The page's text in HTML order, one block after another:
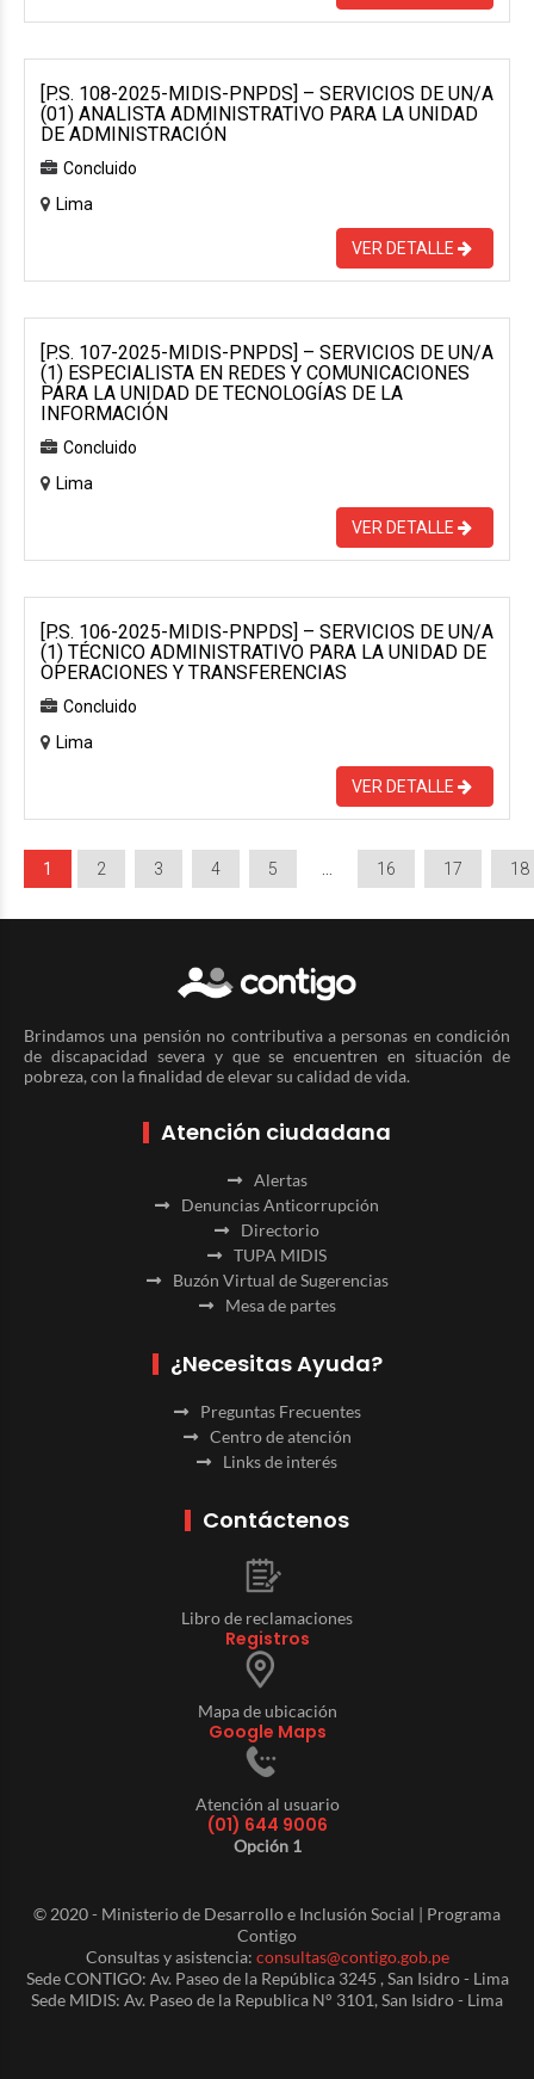
[P.S. 108-2025-MIDIS-PNPDS] – SERVICIOS DE UN/A
(01) ANALISTA ADMINISTRATIVO PARA LA UNIDAD
DE ADMINISTRACIÓN
Concluido
Lima
VER DETALLE
[P.S. 107-2025-MIDIS-PNPDS] – SERVICIOS DE UN/A
(1) ESPECIALISTA EN REDES Y COMUNICACIONES
PARA LA UNIDAD DE TECNOLOGÍAS DE LA
INFORMACIÓN
Concluido
Lima
VER DETALLE
[P.S. 106-2025-MIDIS-PNPDS] – SERVICIOS DE UN/A
(1) TÉCNICO ADMINISTRATIVO PARA LA UNIDAD DE
OPERACIONES Y TRANSFERENCIAS
Concluido
Lima
VER DETALLE
1 2 3 4 5 16 17 18
Brindamos una pensión no contributiva a personas en condición
de discapacidad severa y que se encuentren en situación de
pobreza, con la finalidad de elevar su calidad de vida.
Atención ciudadana
Alertas
Denuncias Anticorrupción
Directorio
TUPA MIDIS
Buzón Virtual de Sugerencias
Mesa de partes
¿Necesitas Ayuda?
Preguntas Frecuentes
Centro de atención
Links de interés
Contáctenos
Libro de reclamaciones
Registros
Mapa de ubicación
Google Maps
Atención al usuario
(01) 644 9006
Opción 1
© 2020 - Ministerio de Desarrollo e Inclusión Social | Programa
Contigo
Consultas y asistencia: consultas@contigo.gob.pe
Sede CONTIGO: Av. Paseo de la República 3245 , San Isidro - Lima
Sede MIDIS: Av. Paseo de la Republica N° 3101, San Isidro - Lima